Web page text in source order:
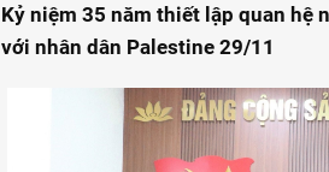
Kỷ niệm 35 năm thiết lập quan hệ
với nhân dân Palestine 29/11